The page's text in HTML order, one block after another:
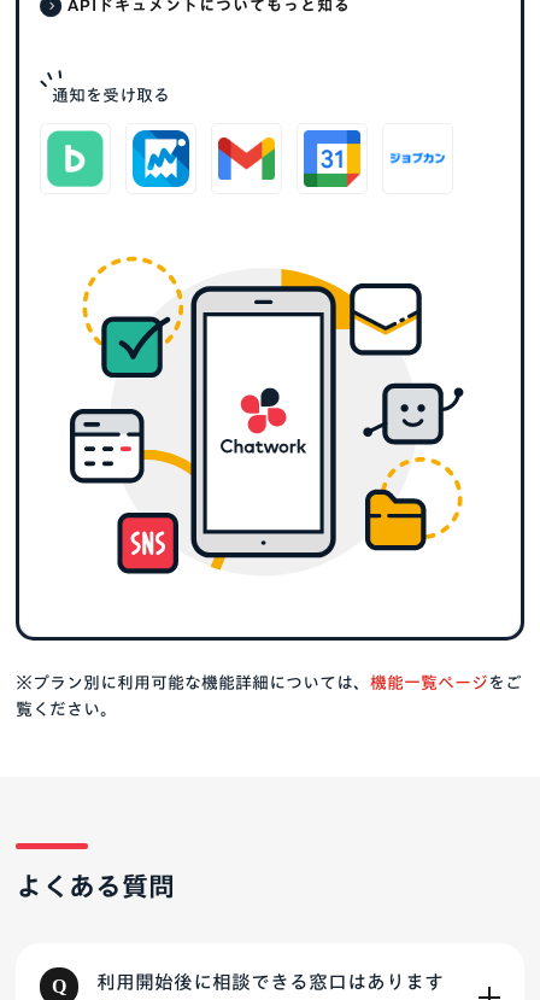
APIドキュメントについてもっと知る
通知を受け取る
※プラン別に利用可能な機能詳細については、 機能一覧ページ をご
覧ください。
よくある質問
利用開始後に相談できる窓口はあります